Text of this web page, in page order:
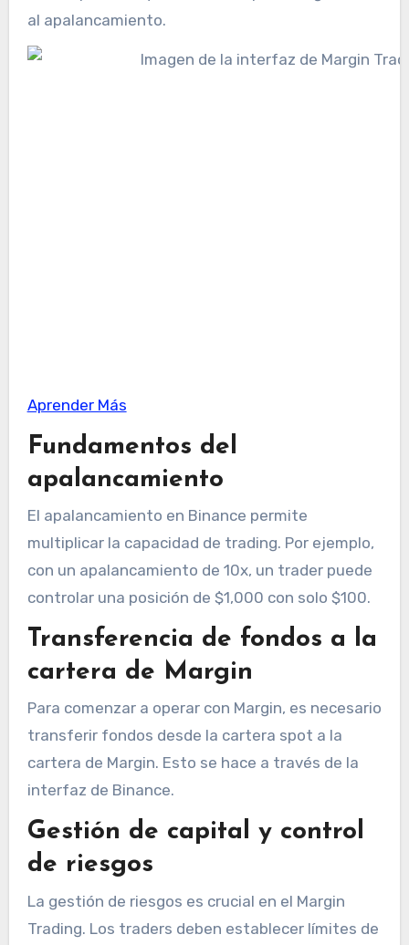
al apalancamiento.
Aprender Más
Fundamentos del
apalancamiento
El apalancamiento en Binance permite
multiplicar la capacidad de trading. Por ejemplo,
con un apalancamiento de 10x, un trader puede
controlar una posición de $1,000 con solo $100.
Transferencia de fondos a la
cartera de Margin
Para comenzar a operar con Margin, es necesario
transferir fondos desde la cartera spot a la
cartera de Margin. Esto se hace a través de la
interfaz de Binance.
Gestión de capital y control
de riesgos
La gestión de riesgos es crucial en el Margin
Trading. Los traders deben establecer límites de